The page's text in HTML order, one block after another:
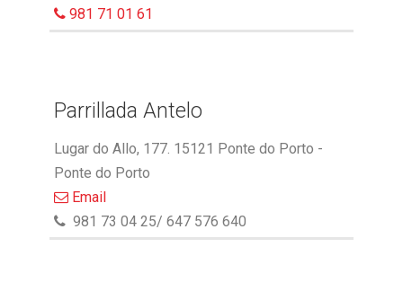
981 71 01 61
Parrillada Antelo
Lugar do Allo, 177. 15121 Ponte do Porto -
Ponte do Porto
Email
981 73 04 25/ 647 576 640